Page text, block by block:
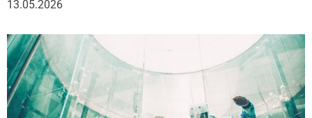
13.05.2026